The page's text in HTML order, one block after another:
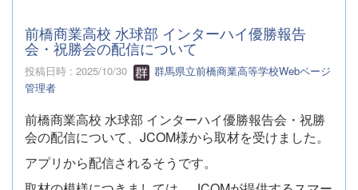
前橋商業高校 水球部 インターハイ優勝報告
会・祝勝会の配信について
投稿日時 : 2025/10/30
群馬県立前橋商業高等学校Webページ
管理者
前橋商業高校 水球部 インターハイ優勝報告会・祝勝
会の配信について、JCOM様から取材を受けました。
アプリから配信されるそうです。